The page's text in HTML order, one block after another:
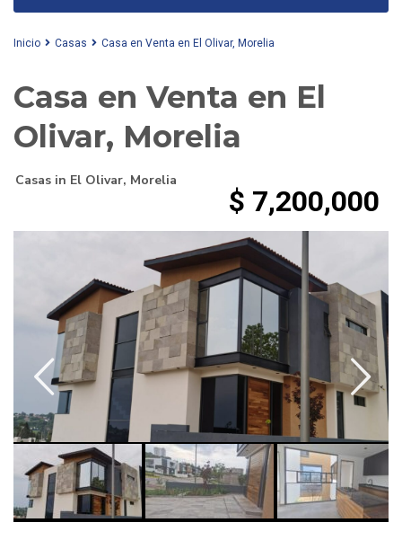
Inicio Casas Casa en Venta en El Olivar, Morelia
Casa en Venta en El
Olivar, Morelia
Casas in El Olivar, Morelia
$ 7,200,000